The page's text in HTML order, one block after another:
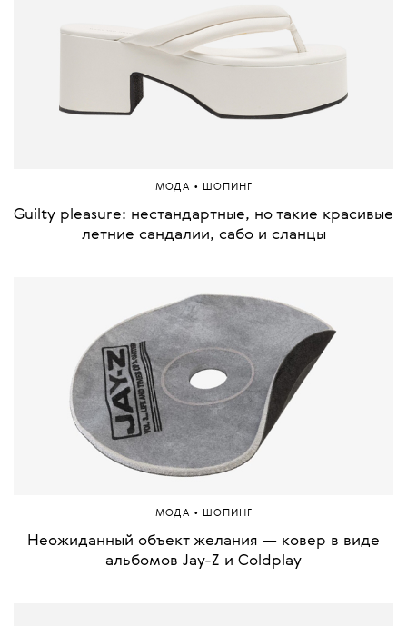
МОДА • ШОПИНГ
Guilty pleasure: нестандартные, но такие красивые
летние сандалии, сабо и сланцы
МОДА • ШОПИНГ
Неожиданный объект желания — ковер в виде
альбомов Jay-Z и Coldplay